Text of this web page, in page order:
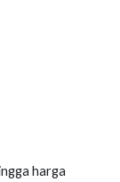
harga